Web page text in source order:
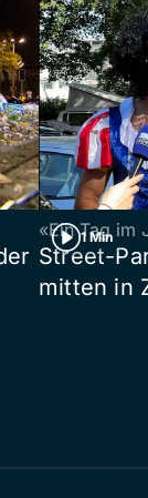
1 Min
«Ein Tag im
Street-
mitten in